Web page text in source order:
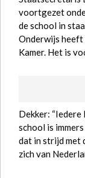
voortgezet
de school in
Onderwijs heeft
Kamer. Het is
Dekker:
school is
dat in strijd met
zich van